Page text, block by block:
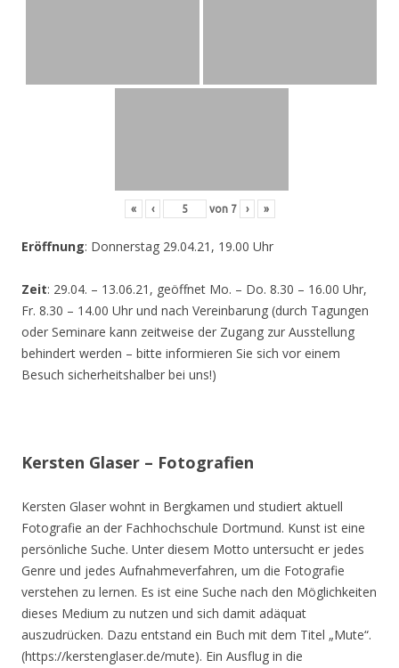
« ‹ von 7 › »
Eröffnung: Donnerstag 29.04.21, 19.00 Uhr
Zeit: 29.04. – 13.06.21, geöffnet Mo. – Do. 8.30 – 16.00 Uhr,
Fr. 8.30 – 14.00 Uhr und nach Vereinbarung (durch Tagungen
oder Seminare kann zeitweise der Zugang zur Ausstellung
behindert werden – bitte informieren Sie sich vor einem
Besuch sicherheitshalber bei uns!)
Kersten Glaser – Fotografien
Kersten Glaser wohnt in Bergkamen und studiert aktuell
Fotografie an der Fachhochschule Dortmund. Kunst ist eine
persönliche Suche. Unter diesem Motto untersucht er jedes
Genre und jedes Aufnahmeverfahren, um die Fotografie
verstehen zu lernen. Es ist eine Suche nach den Möglichkeiten
dieses Medium zu nutzen und sich damit adäquat
auszudrücken. Dazu entstand ein Buch mit dem Titel „Mute“.
(https://kerstenglaser.de/mute). Ein Ausflug in die